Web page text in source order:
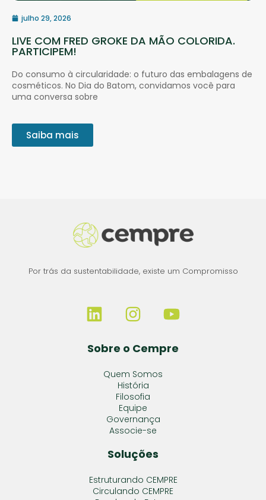
julho 29, 2026
LIVE COM FRED GROKE DA MÃO COLORIDA.
PARTICIPEM!
Do consumo à circularidade: o futuro das embalagens de
cosméticos. No Dia do Batom, convidamos você para
uma conversa sobre
Saiba mais
Por trás da sustentabilidade, existe um Compromisso
Sobre o Cempre
Quem Somos
História
Filosofia
Equipe
Governança
Associe-se
Soluções
Estruturando CEMPRE
Circulando CEMPRE